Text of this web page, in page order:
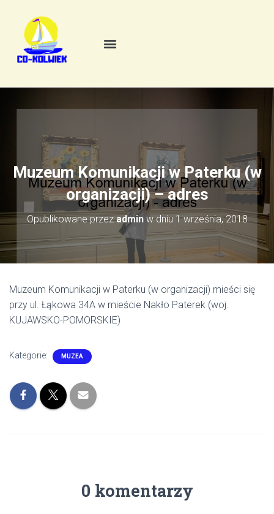
Muzeum Komunikacji w Paterku (w
organizacji) – adres
Opublikowane przezadminw dniu 1 września, 2018
Muzeum Komunikacji w Paterku (w organizacji) mieści się
przy ul. Łąkowa 34A w mieście Nakło Paterek (woj.
KUJAWSKO-POMORSKIE)
Kategorie: MUZEA
0 komentarzy